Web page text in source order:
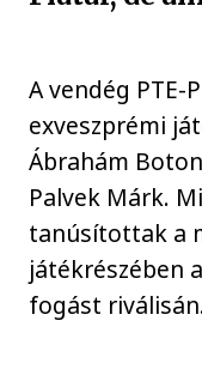
A vendég PTE-
exveszprémi
Ábrahám
Palvek Márk.
tanúsítottak a
játékrészében
fogást